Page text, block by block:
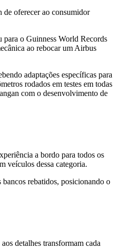
de oferecer ao consumidor
para o Guinness World Records
ao rebocar um Airbus
adaptações específicas para
rodados em testes em todas
com o desenvolvimento de
a bordo para todos os
veículos dessa categoria.
rebatidos, posicionando o
detalhes transformam cada